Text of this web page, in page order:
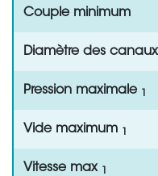
Couple minimum
Diamètre des canaux
Pression maximale
Vide maximum
Vitesse max